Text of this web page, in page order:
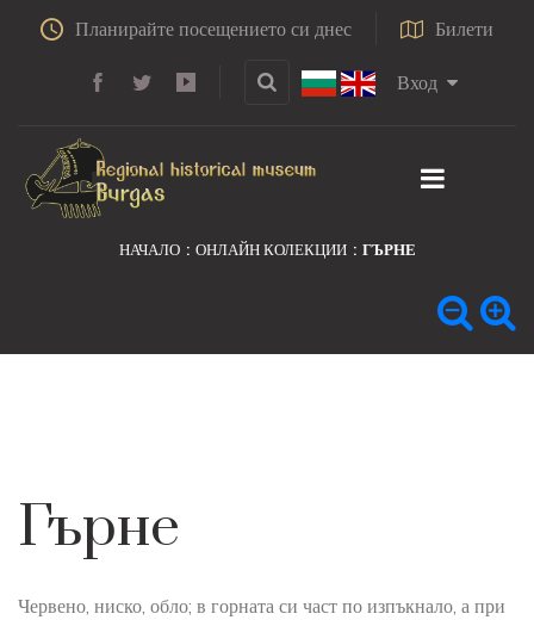
Планирайте посещението си днес Билети
Вход
НАЧАЛО ОНЛАЙН КОЛЕКЦИИ ГЪРНЕ
Гърне
Червено, ниско, обло; в горната си част по изпъкнало, а при